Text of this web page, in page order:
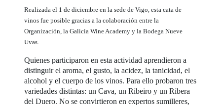
Realizada el 1 de diciembre en la sede de Vigo, esta cata de
vinos fue posible gracias a la colaboración entre la
Organización, la Galicia Wine Academy y la Bodega Nueve
Uvas.
Quienes participaron en esta actividad aprendieron a
distinguir el aroma, el gusto, la acidez, la tanicidad, el
alcohol y el cuerpo de los vinos. Para ello probaron tres
variedades distintas: un Cava, un Ribeiro y un Ribera
del Duero. No se convirtieron en expertos sumilleres,